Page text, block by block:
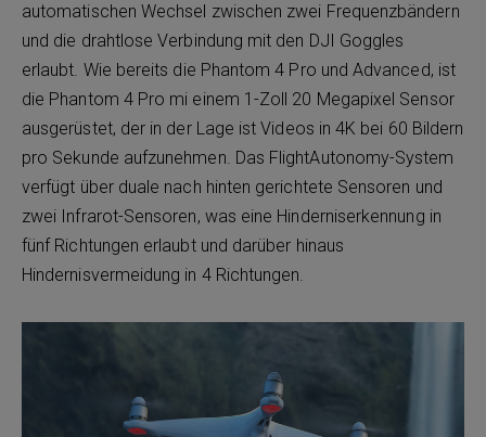
automatischen Wechsel zwischen zwei Frequenzbändern
und die drahtlose Verbindung mit den DJI Goggles
erlaubt. Wie bereits die Phantom 4 Pro und Advanced, ist
die Phantom 4 Pro mi einem 1-Zoll 20 Megapixel Sensor
ausgerüstet, der in der Lage ist Videos in 4K bei 60 Bildern
pro Sekunde aufzunehmen. Das FlightAutonomy-System
verfügt über duale nach hinten gerichtete Sensoren und
zwei Infrarot-Sensoren, was eine Hinderniserkennung in
fünf Richtungen erlaubt und darüber hinaus
Hindernisvermeidung in 4 Richtungen.